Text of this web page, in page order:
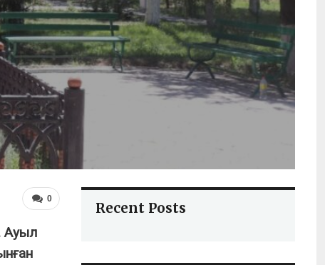
0
Ауыл
Recent Posts